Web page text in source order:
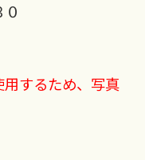
するため、写真